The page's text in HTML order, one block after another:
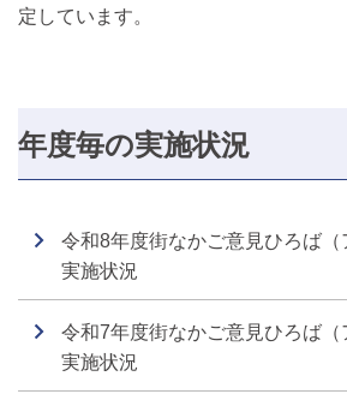
定しています。
年度毎の実施状況
令和8年度街なかご意見ひろば（
実施状況
令和7年度街なかご意見ひろば（
実施状況